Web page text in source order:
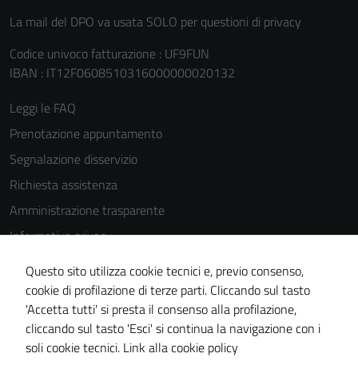
La mail del DPO va usata SOLO per questioni di privacy
Codice univoco fatturazione : UF9FUN
IBAN : IT12F0608510316000000020132
Leggi le FAQ
Prenotazione appuntamento
Segnalazione disservizio
Richiesta assistenza
Amministrazione trasparente
Informativa privacy
Cookie Policy
Note legali
Dichiarazione di accessibilità
Piano di miglioramento del sito
Questo sito utilizza cookie tecnici e, previo consenso,
cookie di profilazione di terze parti. Cliccando sul tasto
'Accetta tutti' si presta il consenso alla profilazione,
cliccando sul tasto 'Esci' si continua la navigazione con i
soli cookie tecnici. Link alla cookie policy